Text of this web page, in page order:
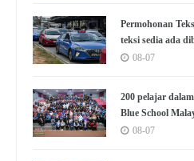
Permohonan
teksi sedia ada
08-07
200 pelajar
Blue School
08-07